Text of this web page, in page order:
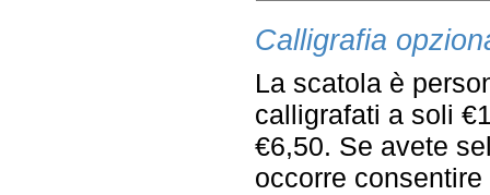
Calligrafia
La scatola è
calligrafati a soli
€6,50. Se avete
occorre